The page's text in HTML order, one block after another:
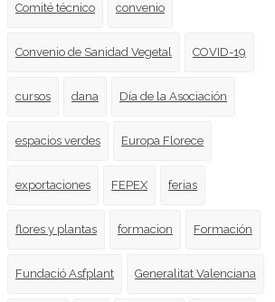
Comité técnico convenio
Convenio de Sanidad Vegetal COVID-19
cursos dana Día de la Asociación
espacios verdes Europa Florece
exportaciones FEPEX ferias
flores y plantas formacion Formación
Fundació Asfplant Generalitat Valenciana